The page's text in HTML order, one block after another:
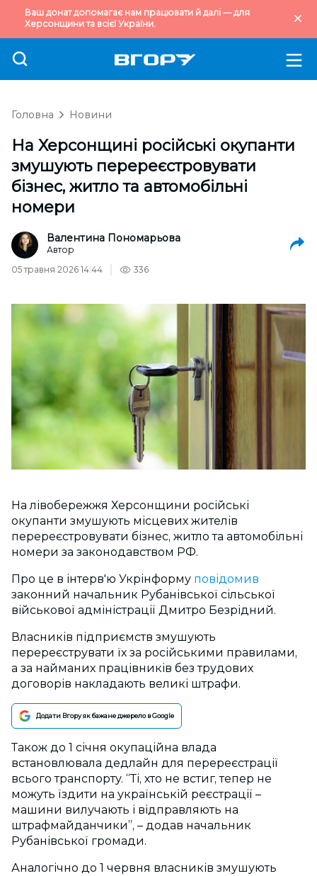
Ваш донат допомагає нам працювати й далі — для
Херсонщини та всієї України.
Головна Новини
На Херсонщині російські окупанти
змушують перереєстровувати
бізнес, житло та автомобільні
номери
Валентина Пономарьова
Автор
05 травня 2026 14:44
336
На лівобережжя Херсонщини російські
окупанти змушують місцевих жителів
перереєстровувати бізнес, житло та автомобільні
номери за законодавством РФ.
Про це в інтерв'ю Укрінформу повідомив
законний начальник Рубанівської сільської
військової адміністрації Дмитро Безрідний.
Власників підприємств змушують
перереєструвати їх за російськими правилами,
а за найманих працівників без трудових
договорів накладають великі штрафи.
Додати Вгору як бажане джерело в Google
Також до 1 січня окупаційна влада
встановлювала дедлайн для перереєстрації
всього транспорту. “Ті, хто не встиг, тепер не
можуть їздити на українській реєстрації –
машини вилучають і відправляють на
штрафмайданчики”, – додав начальник
Рубанівської громади.
Аналогічно до 1 червня власників змушують